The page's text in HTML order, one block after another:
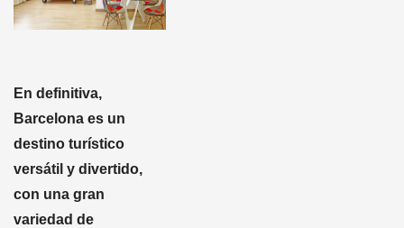
En definitiva,
Barcelona es un
destino turístico
versátil y divertido,
con una gran
variedad de